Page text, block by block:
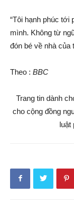
“Tôi hạnh phúc tới
mình. Không từ
đón bé về nhà của
Theo : BBC
Trang tin dành
cho cộng đồng
luật